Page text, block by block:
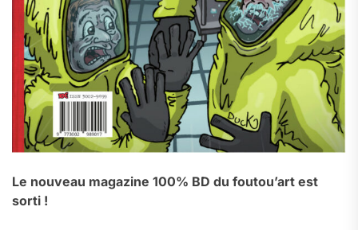
Le nouveau magazine 100% BD du foutou’art est
sorti !